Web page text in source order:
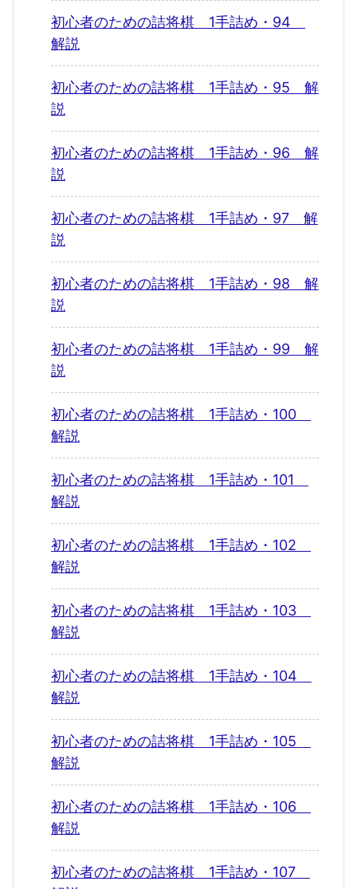
初心者のための詰将棋 1手詰め・94
解説
初心者のための詰将棋 1手詰め・95 解
説
初心者のための詰将棋 1手詰め・96 解
説
初心者のための詰将棋 1手詰め・97 解
説
初心者のための詰将棋 1手詰め・98 解
説
初心者のための詰将棋 1手詰め・99 解
説
初心者のための詰将棋 1手詰め・100
解説
初心者のための詰将棋 1手詰め・101
解説
初心者のための詰将棋 1手詰め・102
解説
初心者のための詰将棋 1手詰め・103
解説
初心者のための詰将棋 1手詰め・104
解説
初心者のための詰将棋 1手詰め・105
解説
初心者のための詰将棋 1手詰め・106
解説
初心者のための詰将棋 1手詰め・107